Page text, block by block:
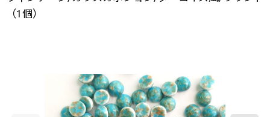
（1個）